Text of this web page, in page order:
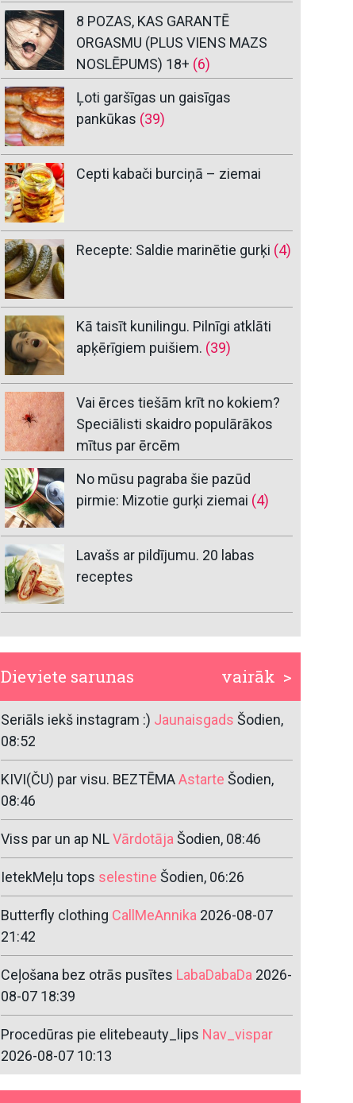
8 POZAS, KAS GARANTĒ
ORGASMU (PLUS VIENS MAZS
NOSLĒPUMS) 18+ (6)
Ļoti garšīgas un gaisīgas
pankūkas (39)
Cepti kabači burciņā – ziemai
Recepte: Saldie marinētie gurķi (4)
Kā taisīt kunilingu. Pilnīgi atklāti
apķērīgiem puišiem. (39)
Vai ērces tiešām krīt no kokiem?
Speciālisti skaidro populārākos
mītus par ērcēm
No mūsu pagraba šie pazūd
pirmie: Mizotie gurķi ziemai (4)
Lavašs ar pildījumu. 20 labas
receptes
vairāk >
Dieviete sarunas
Seriāls iekš instagram :) Jaunaisgads Šodien,
08:52
KIVI(ČU) par visu. BEZTĒMAAstarte Šodien,
08:46
Viss par un ap NLVārdotājaŠodien, 08:46
IetekMeļu tops selestine Šodien, 06:26
Butterfly clothing CallMeAnnika 2026-08-07
21:42
Ceļošana bez otrās pusītes LabaDabaDa 2026-
08-07 18:39
Procedūras pie elitebeauty_lips Nav_vispar
2026-08-07 10:13